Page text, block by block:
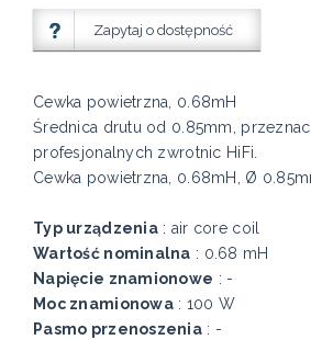
Zapytaj o dostępność
Cewka powietrzna, 0.68mH
Średnica drutu od 0.85mm,
profesjonalnych zwrotnic HiFi.
Cewka powietrzna, 0.68mH, Ø
Typ urządzenia: air core coil
Wartość nominalna : 0.68 mH
Napięcie znamionowe : -
Moc znamionowa: 100 W
Pasmo przenoszenia : -